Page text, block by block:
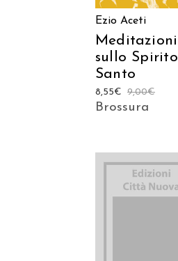
Ezio Aceti
Meditazioni
sullo Spirito
Santo
9,00€
8,55€
Brossura